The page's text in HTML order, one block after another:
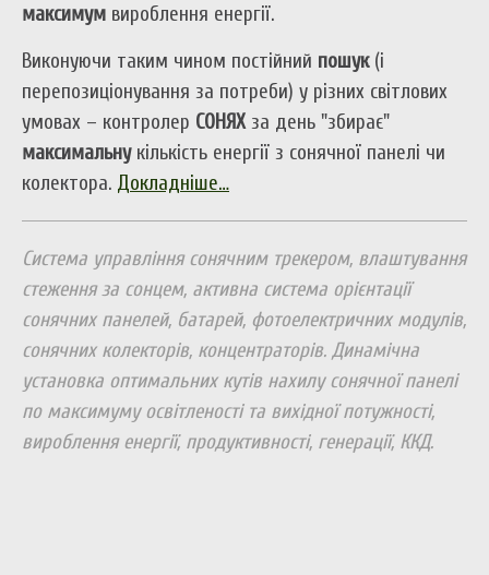
максимум вироблення енергії.
Виконуючи таким чином постійний пошук(і
перепозиціонування за потреби) у різних світлових
умовах – контролер СОНЯХза день "збирає"
максимальнукількість енергії з сонячної панелі чи
колектора. Докладніше…
Система управління сонячним трекером, влаштування
стеження за сонцем, активна система орієнтації
сонячних панелей, батарей, фотоелектричних модулів,
сонячних колекторів, концентраторів. Динамічна
установка оптимальних кутів нахилу сонячної панелі
по максимуму освітленості та вихідної потужності,
вироблення енергії, продуктивності, генерації, ККД.